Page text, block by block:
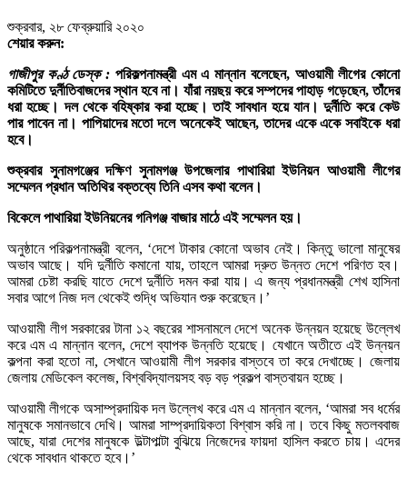
শুক্রবার, ২৮ ফেব্রুয়ারি ২০২০
শেয়ার করুন:
গাজীপুর কণ্ঠ ডেস্ক : পরিকল্পনামন্ত্রী এম এ মান্নান বলেছেন, আওয়ামী লীগের কোনো
কমিটিতে দুর্নীতিবাজদের স্থান হবে না। যাঁরা নয়ছয় করে সম্পদের পাহাড় গড়েছেন, তাঁদের
ধরা হচ্ছে। দল থেকে বহিষ্কার করা হচ্ছে। তাই সাবধান হয়ে যান। দুর্নীতি করে কেউ
পার পাবেন না। পাপিয়াদের মতো দলে অনেকেই আছেন, তাদের একে একে সবাইকে ধরা
হবে।
শুক্রবার সুনামগঞ্জের দক্ষিণ সুনামগঞ্জ উপজেলার পাথারিয়া ইউনিয়ন আওয়ামী লীগের
সম্মেলন প্রধান অতিথির বক্তব্যে তিনি এসব কথা বলেন।
বিকেলে পাথারিয়া ইউনিয়নের গনিগঞ্জ বাজার মাঠে এই সম্মেলন হয়।
অনুষ্ঠানে পরিকল্পনামন্ত্রী বলেন, ‘দেশে টাকার কোনো অভাব নেই। কিন্তু ভালো মানুষের
অভাব আছে। যদি দুর্নীতি কমানো যায়, তাহলে আমরা দ্রুত উন্নত দেশে পরিণত হব।
আমরা চেষ্টা করছি যাতে দেশে দুর্নীতি দমন করা যায়। এ জন্য প্রধানমন্ত্রী শেখ হাসিনা
সবার আগে নিজ দল থেকেই শুদ্ধি অভিযান শুরু করেছেন।’
আওয়ামী লীগ সরকারের টানা ১২ বছরের শাসনামলে দেশে অনেক উন্নয়ন হয়েছে উল্লেখ
করে এম এ মান্নান বলেন, দেশে ব্যাপক উন্নতি হয়েছে। যেখানে অতীতে এই উন্নয়ন
কল্পনা করা হতো না, সেখানে আওয়ামী লীগ সরকার বাস্তবে তা করে দেখাচ্ছে। জেলায়
জেলায় মেডিকেল কলেজ, বিশ্ববিদ্যালয়সহ বড় বড় প্রকল্প বাস্তবায়ন হচ্ছে।
আওয়ামী লীগকে অসাম্প্রদায়িক দল উল্লেখ করে এম এ মান্নান বলেন, ‘আমরা সব ধর্মের
মানুষকে সমানভাবে দেখি। আমরা সাম্প্রদায়িকতা বিশ্বাস করি না। তবে কিছু মতলববাজ
আছে, যারা দেশের মানুষকে উল্টাপাল্টা বুঝিয়ে নিজেদের ফায়দা হাসিল করতে চায়। এদের
থেকে সাবধান থাকতে হবে।’